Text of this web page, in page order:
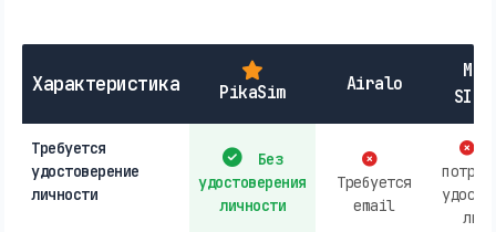
Характеристика PikaSim Airalo
SIM-
Требуется
удостоверение
личности
Без
удостоверения
личности
Требуется
email